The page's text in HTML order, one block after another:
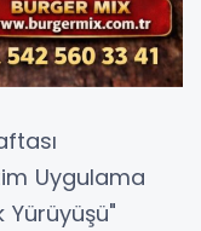
Uygulama
Yürüyüşü"